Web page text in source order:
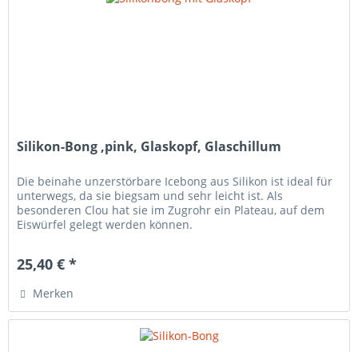
Silikon-Bong ,pink, Glaskopf, Glaschillum
Die beinahe unzerstörbare Icebong aus Silikon ist ideal für
unterwegs, da sie biegsam und sehr leicht ist. Als
besonderen Clou hat sie im Zugrohr ein Plateau, auf dem
Eiswürfel gelegt werden können.
25,40 € *
Merken